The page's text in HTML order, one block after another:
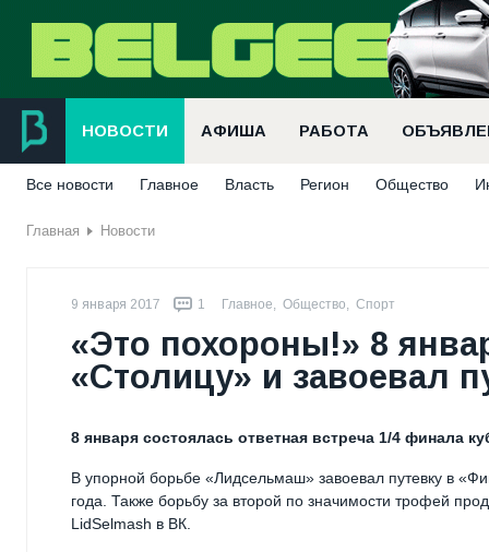
НОВОСТИ АФИША РАБОТА
Все новости Главное Власть Регион Общество
Главная Новости
9 января 2017 1 Главное, Общество, Спорт
«Это похороны!» 8
«Столицу» и завоевал
8 января состоялась ответная встреча 1/4 финала
В упорной борьбе «Лидсельмаш» завоевал путевку в
года. Также борьбу за второй по значимости трофей
LidSelmash в ВК.